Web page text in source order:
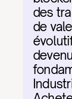
des
de